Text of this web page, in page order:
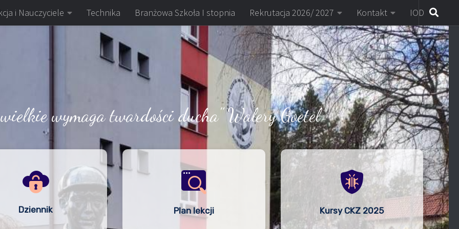
i Nauczyciele Technika Branżowa Szkoła I stopnia Rekrutacja 2026/ 2027 Kontakt IOD
wymaga twardości ducha" Walery Goetel
Dziennik Plan lekcji Kursy CKZ 2025